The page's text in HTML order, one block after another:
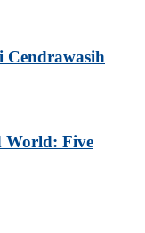
Cendrawasih
World: Five